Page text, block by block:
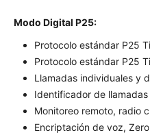
Modo Digital P25:
Protocolo estándar P25
Protocolo estándar P25
Llamadas individuales y
Identificador de
Monitoreo remoto, radio
Encriptación de voz,